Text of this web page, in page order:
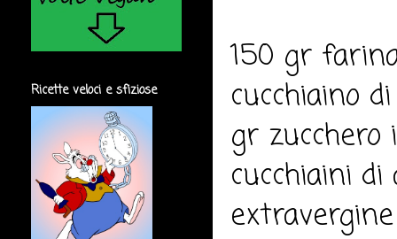
150 gr
cucchiaino
gr
cucchiaini
Ricette veloci e sfiziose